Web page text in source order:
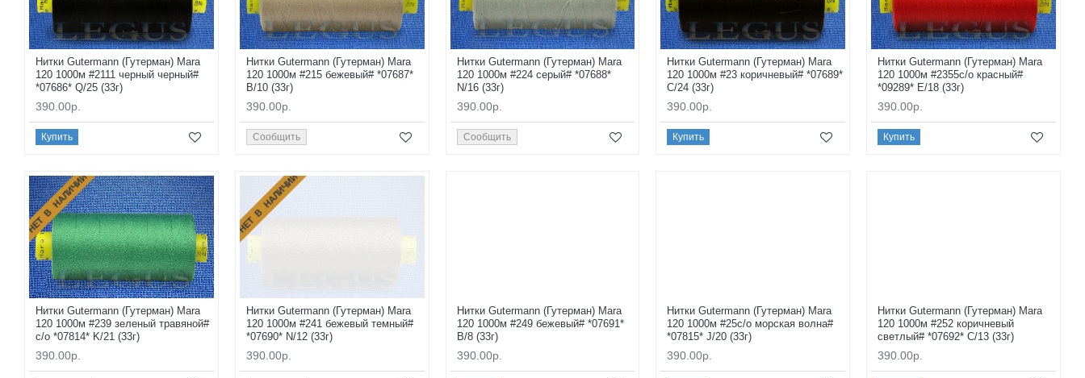
Нитки Gutermann (Гутерман) Mara
120 1000м #2111 черный черный#
*07686* Q/25 (33г)
390.00р.
Купить
Нитки Gutermann (Гутерман) Mara
120 1000м #215 бежевый# *07687*
B/10 (33г)
390.00р.
Сообщить
Нитки Gutermann (Гутерман) Mara
120 1000м #224 серый# *07688*
N/16 (33г)
390.00р.
Сообщить
Нитки Gutermann (Гутерман) Mara
120 1000м #23 коричневый# *07689*
C/24 (33г)
390.00р.
Купить
Нитки Gutermann (Гутерман) Mara
120 1000м #2355с/о красный#
*09289* E/18 (33г)
390.00р.
Купить
НЕТ В НАЛИЧИИ
Нитки Gutermann (Гутерман) Mara
120 1000м #239 зеленый травяной#
с/о *07814* K/21 (33г)
390.00р.
НЕТ В НАЛИЧИИ
Нитки Gutermann (Гутерман) Mara
120 1000м #241 бежевый темный#
*07690* N/12 (33г)
390.00р.
Нитки Gutermann (Гутерман) Mara
120 1000м #249 бежевый# *07691*
B/8 (33г)
390.00р.
Нитки Gutermann (Гутерман) Mara
120 1000м #25с/о морская волна#
*07815* J/20 (33г)
390.00р.
Нитки Gutermann (Гутерман) Mara
120 1000м #252 коричневый
светлый# *07692* C/13 (33г)
390.00р.